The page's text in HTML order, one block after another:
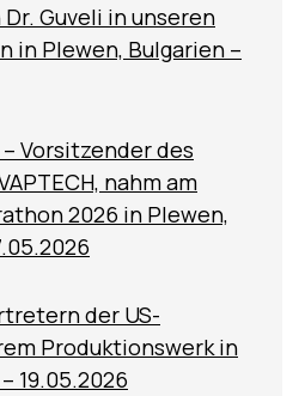
Guveli in unseren
in Plewen, Bulgarien –
Vorsitzender des
nahm am
2026 in Plewen,
der US-
Produktionswerk in
19.05.2026